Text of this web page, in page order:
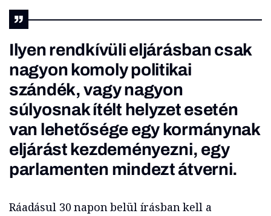
Ilyen rendkívüli eljárásban csak
nagyon komoly politikai
szándék, vagy nagyon
súlyosnak ítélt helyzet esetén
van lehetősége egy kormánynak
eljárást kezdeményezni, egy
parlamenten mindezt átverni.
Ráadásul 30 napon belül írásban kell a